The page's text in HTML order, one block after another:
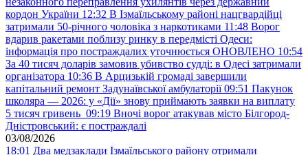
кордон України 12:32 В Ізмаїльському районі нацгвардійці
затримали 50-річного чоловіка з наркотиками 11:48 Ворог
вдарив ракетами поблизу ринку в передмісті Одеси:
інформація про постраждалих уточнюється ОНОВЛЕНО 10:54
За 40 тисяч доларів замовив убивство судді: в Одесі затримали
організатора 10:36 В Арцизькій громаді завершили
капітальний ремонт Задунаївської амбулаторії 09:51 Пакунок
школяра — 2026: у «Дії» знову приймають заявки на виплату
5 тисяч гривень 09:19 Вночі ворог атакував місто Білгород-
Дністровський: є постраждалі
03/08/2026
18:01 Два медзаклади Ізмаїльського району отримали